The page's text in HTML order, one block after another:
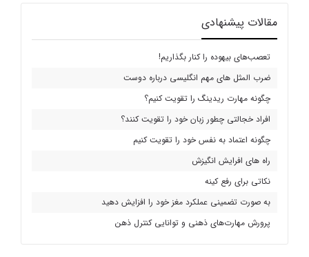
مقالات پیشنهادی
تعصب‌های بیهوده را کنار بگذاریم!
ضرب المثل های مهم انگلیسی درباره دوست
چگونه مهارت ریدینگ را تقویت کنیم؟
افراد خجالتی چطور زبان خود را تقویت کنند؟
چگونه اعتماد به نفس خود را تقویت کنیم
راه های افرایش انگیزش
نکاتی برای رفع کینه
به صورت تضمینی عملکرد مغز خود را افزایش دهید
پرورش مهارت‌های ذهنی و توانایی کنترل ذهن